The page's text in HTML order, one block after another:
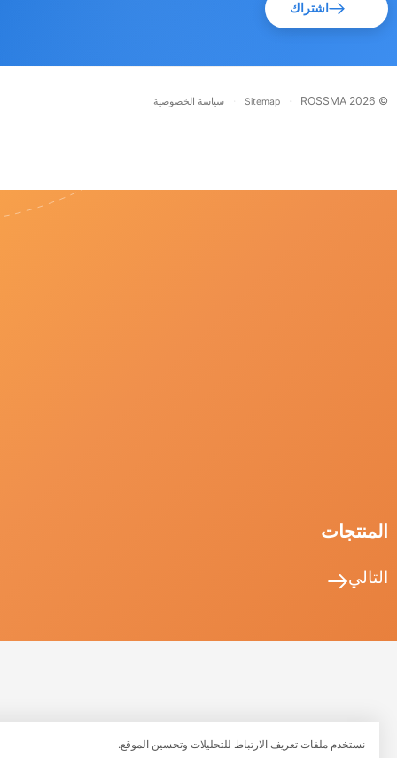
نستخدم ملفات تعريف الارتباط للتحليلات وتحسين الموقع.
اشتراك
·
Sitemap
· سياسة الخصوصية